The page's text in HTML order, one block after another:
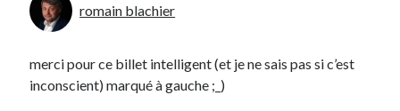
romain blachier
merci pour ce billet intelligent (et je ne sais pas si c’est
inconscient) marqué à gauche ;_)